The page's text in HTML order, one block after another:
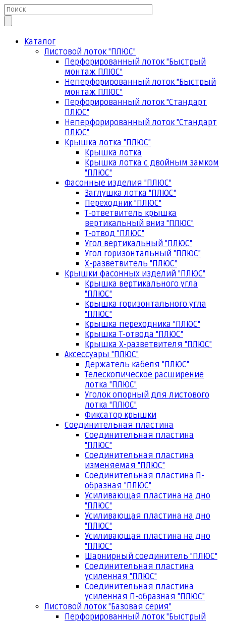
Каталог
Листовой лоток "ПЛЮС"
Перфорированный лоток "Быстрый
монтаж ПЛЮС"
Неперфорированный лоток "Быстрый
монтаж ПЛЮС"
Перфорированный лоток "Стандарт
ПЛЮС"
Неперфорированный лоток "Стандарт
ПЛЮС"
Крышка лотка "ПЛЮС"
Крышка лотка
Крышка лотка с двойным замком
"ПЛЮС"
Фасонные изделия "ПЛЮС"
Заглушка лотка "ПЛЮС"
Переходник "ПЛЮС"
Т-ответвитель крышка
вертикальный вниз "ПЛЮС"
Т-отвод "ПЛЮС"
Угол вертикальный "ПЛЮС"
Угол горизонтальный "ПЛЮС"
Х-разветвитель "ПЛЮС"
Крышки фасонных изделий "ПЛЮС"
Крышка вертикального угла
"ПЛЮС"
Крышка горизонтального угла
"ПЛЮС"
Крышка переходника "ПЛЮС"
Крышка Т-отвода "ПЛЮС"
Крышка Х-разветвителя "ПЛЮС"
Аксессуары "ПЛЮС"
Держатель кабеля "ПЛЮС"
Телескопическое расширение
лотка "ПЛЮС"
Уголок опорный для листового
лотка "ПЛЮС"
Фиксатор крышки
Соединительная пластина
Соединительная пластина
"ПЛЮС"
Соединительная пластина
изменяемая "ПЛЮС"
Соединительная пластина П-
образная "ПЛЮС"
Усиливающая пластина на дно
"ПЛЮС"
Усиливающая пластина на дно
"ПЛЮС"
Усиливающая пластина на дно
"ПЛЮС"
Шарнирный соединитель "ПЛЮС"
Соединительная пластина
усиленная "ПЛЮС"
Соединительная пластина
усиленная П-образная "ПЛЮС"
Листовой лоток "Базовая серия"
Перфорированный лоток "Быстрый